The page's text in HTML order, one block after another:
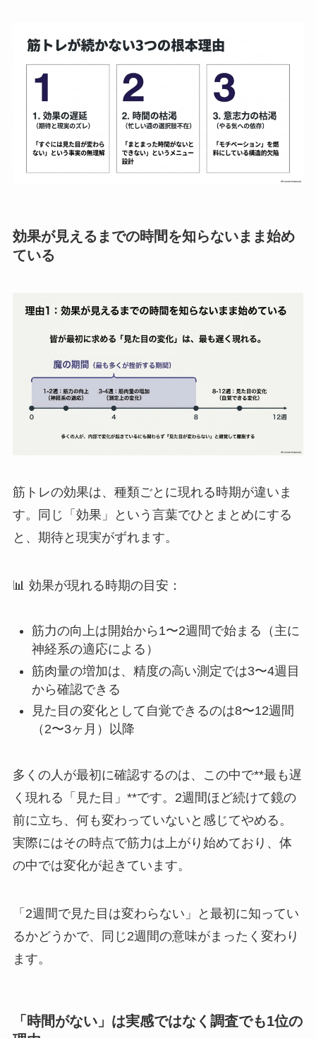
効果が見えるまでの時間を知らないまま始め
ている
筋トレの効果は、種類ごとに現れる時期が違いま
す。同じ「効果」という言葉でひとまとめにする
と、期待と現実がずれます。
📊 効果が現れる時期の目安：
筋力の向上は開始から1〜2週間で始まる（主に
神経系の適応による）
筋肉量の増加は、精度の高い測定では3〜4週目
から確認できる
見た目の変化として自覚できるのは8〜12週間
（2〜3ヶ月）以降
多くの人が最初に確認するのは、この中で**最も遅
く現れる「見た目」**です。2週間ほど続けて鏡の
前に立ち、何も変わっていないと感じてやめる。
実際にはその時点で筋力は上がり始めており、体
の中では変化が起きています。
「2週間で見た目は変わらない」と最初に知ってい
るかどうかで、同じ2週間の意味がまったく変わり
ます。
「時間がない」は実感ではなく調査でも1位の